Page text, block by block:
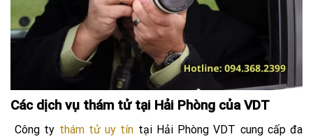
Các dịch vụ thám tử tại Hải Phòng của VDT
Công ty thám tử uy tín tại Hải Phòng VDT cung cấp đa